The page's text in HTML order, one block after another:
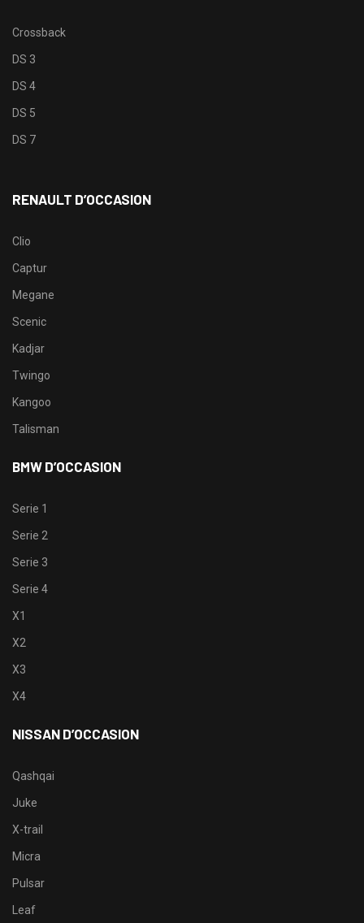
Crossback
DS 3
DS 4
DS 5
DS 7
RENAULT D’OCCASION
Clio
Captur
Megane
Scenic
Kadjar
Twingo
Kangoo
Talisman
BMW D’OCCASION
Serie 1
Serie 2
Serie 3
Serie 4
X1
X2
X3
X4
NISSAN D’OCCASION
Qashqai
Juke
X-trail
Micra
Pulsar
Leaf